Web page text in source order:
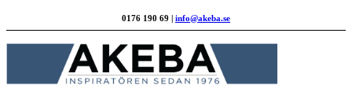
0176 190 69 | info@akeba.se